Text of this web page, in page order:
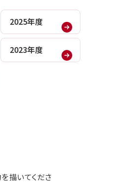
2025年度
2023年度
描いてくださ